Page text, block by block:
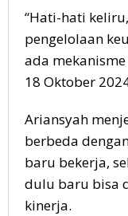
“Hati-hati
pengelolaan
ada mekanisme
18 Oktober
Ariansyah
berbeda
baru bekerja,
dulu baru bisa
kinerja.